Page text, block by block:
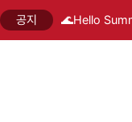
공지 🌊Hello